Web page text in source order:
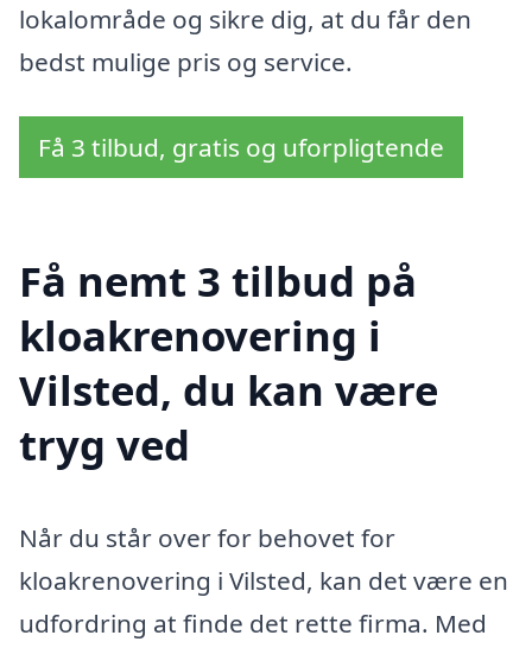
lokalområde og sikre dig, at du får den
bedst mulige pris og service.
Få 3 tilbud, gratis og uforpligtende
Få nemt 3 tilbud på
kloakrenovering i
Vilsted, du kan være
tryg ved
Når du står over for behovet for
kloakrenovering i Vilsted, kan det være en
udfordring at finde det rette firma. Med